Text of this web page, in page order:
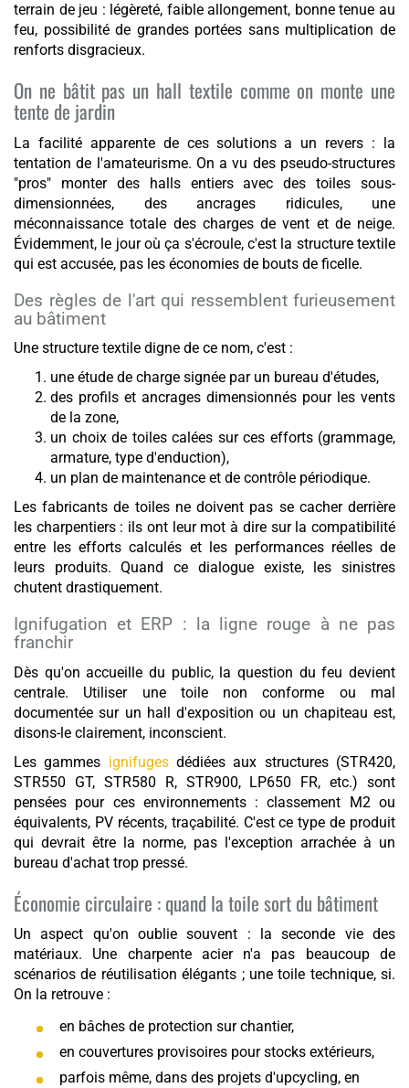
terrain de jeu : légèreté, faible allongement, bonne tenue au
feu, possibilité de grandes portées sans multiplication de
renforts disgracieux.
On ne bâtit pas un hall textile comme on monte une
tente de jardin
La facilité apparente de ces solutions a un revers : la
tentation de l'amateurisme. On a vu des pseudo-structures
"pros" monter des halls entiers avec des toiles sous-
dimensionnées, des ancrages ridicules, une
méconnaissance totale des charges de vent et de neige.
Évidemment, le jour où ça s'écroule, c'est la structure textile
qui est accusée, pas les économies de bouts de ficelle.
Des règles de l'art qui ressemblent furieusement
au bâtiment
Une structure textile digne de ce nom, c'est :
une étude de charge signée par un bureau d'études,
des profils et ancrages dimensionnés pour les vents
de la zone,
un choix de toiles calées sur ces efforts (grammage,
armature, type d'enduction),
un plan de maintenance et de contrôle périodique.
Les fabricants de toiles ne doivent pas se cacher derrière
les charpentiers : ils ont leur mot à dire sur la compatibilité
entre les efforts calculés et les performances réelles de
leurs produits. Quand ce dialogue existe, les sinistres
chutent drastiquement.
Ignifugation et ERP : la ligne rouge à ne pas
franchir
Dès qu'on accueille du public, la question du feu devient
centrale. Utiliser une toile non conforme ou mal
documentée sur un hall d'exposition ou un chapiteau est,
disons-le clairement, inconscient.
Les gammes ignifugesdédiées aux structures (STR420,
STR550 GT, STR580 R, STR900, LP650 FR, etc.) sont
pensées pour ces environnements : classement M2 ou
équivalents, PV récents, traçabilité. C'est ce type de produit
qui devrait être la norme, pas l'exception arrachée à un
bureau d'achat trop pressé.
Économie circulaire : quand la toile sort du bâtiment
Un aspect qu'on oublie souvent : la seconde vie des
matériaux. Une charpente acier n'a pas beaucoup de
scénarios de réutilisation élégants ; une toile technique, si.
On la retrouve :
en bâches de protection sur chantier,
en couvertures provisoires pour stocks extérieurs,
parfois même, dans des projets d'upcycling, en